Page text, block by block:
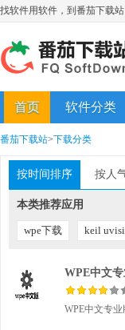
找软件用软件，到番茄下载站
首页 软件分类
番茄下载站>下载分类
按时间排序 按人
本类推荐应用
wpe下载 keil
WPE中文专